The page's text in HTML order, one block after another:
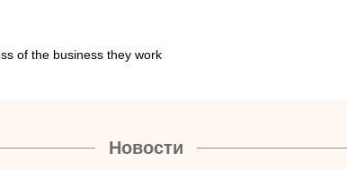
of the business they work
Новости